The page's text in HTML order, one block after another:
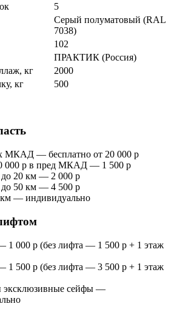
5
Серый полуматовый (RAL
7038)
102
ПРАКТИК (Россия)
кг
2000
кг
500
МКАД — бесплатно от 20 000 р
000 р в пред МКАД — 1 500 р
20 км — 2 000 р
50 км — 4 500 р
— индивидуально
1 000 р (без лифта — 1 500 р + 1 этаж
1 500 р (без лифта — 3 500 р + 1 этаж
эксклюзивные сейфы —